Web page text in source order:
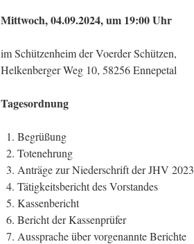
Mittwoch, 04.09.2024, um 19:00 Uhr
im Schützenheim der Voerder Schützen,
Helkenberger Weg 10, 58256 Ennepetal
Tagesordnung
Begrüßung
Totenehrung
Anträge zur Niederschrift der JHV 2023
Tätigkeitsbericht des Vorstandes
Kassenbericht
Bericht der Kassenprüfer
Aussprache über vorgenannte Berichte